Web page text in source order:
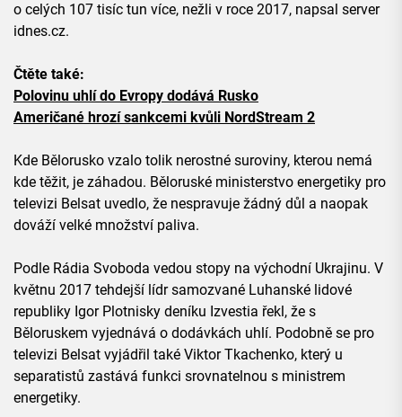
o celých 107 tisíc tun více, nežli v roce 2017, napsal server
idnes.cz.
Čtěte také:
Polovinu uhlí do Evropy dodává Rusko
Američané hrozí sankcemi kvůli NordStream 2
Kde Bělorusko vzalo tolik nerostné suroviny, kterou nemá
kde těžit, je záhadou. Běloruské ministerstvo energetiky pro
televizi Belsat uvedlo, že nespravuje žádný důl a naopak
dováží velké množství paliva.
Podle Rádia Svoboda vedou stopy na východní Ukrajinu. V
květnu 2017 tehdejší lídr samozvané Luhanské lidové
republiky Igor Plotnisky deníku Izvestia řekl, že s
Běloruskem vyjednává o dodávkách uhlí. Podobně se pro
televizi Belsat vyjádřil také Viktor Tkachenko, který u
separatistů zastává funkci srovnatelnou s ministrem
energetiky.